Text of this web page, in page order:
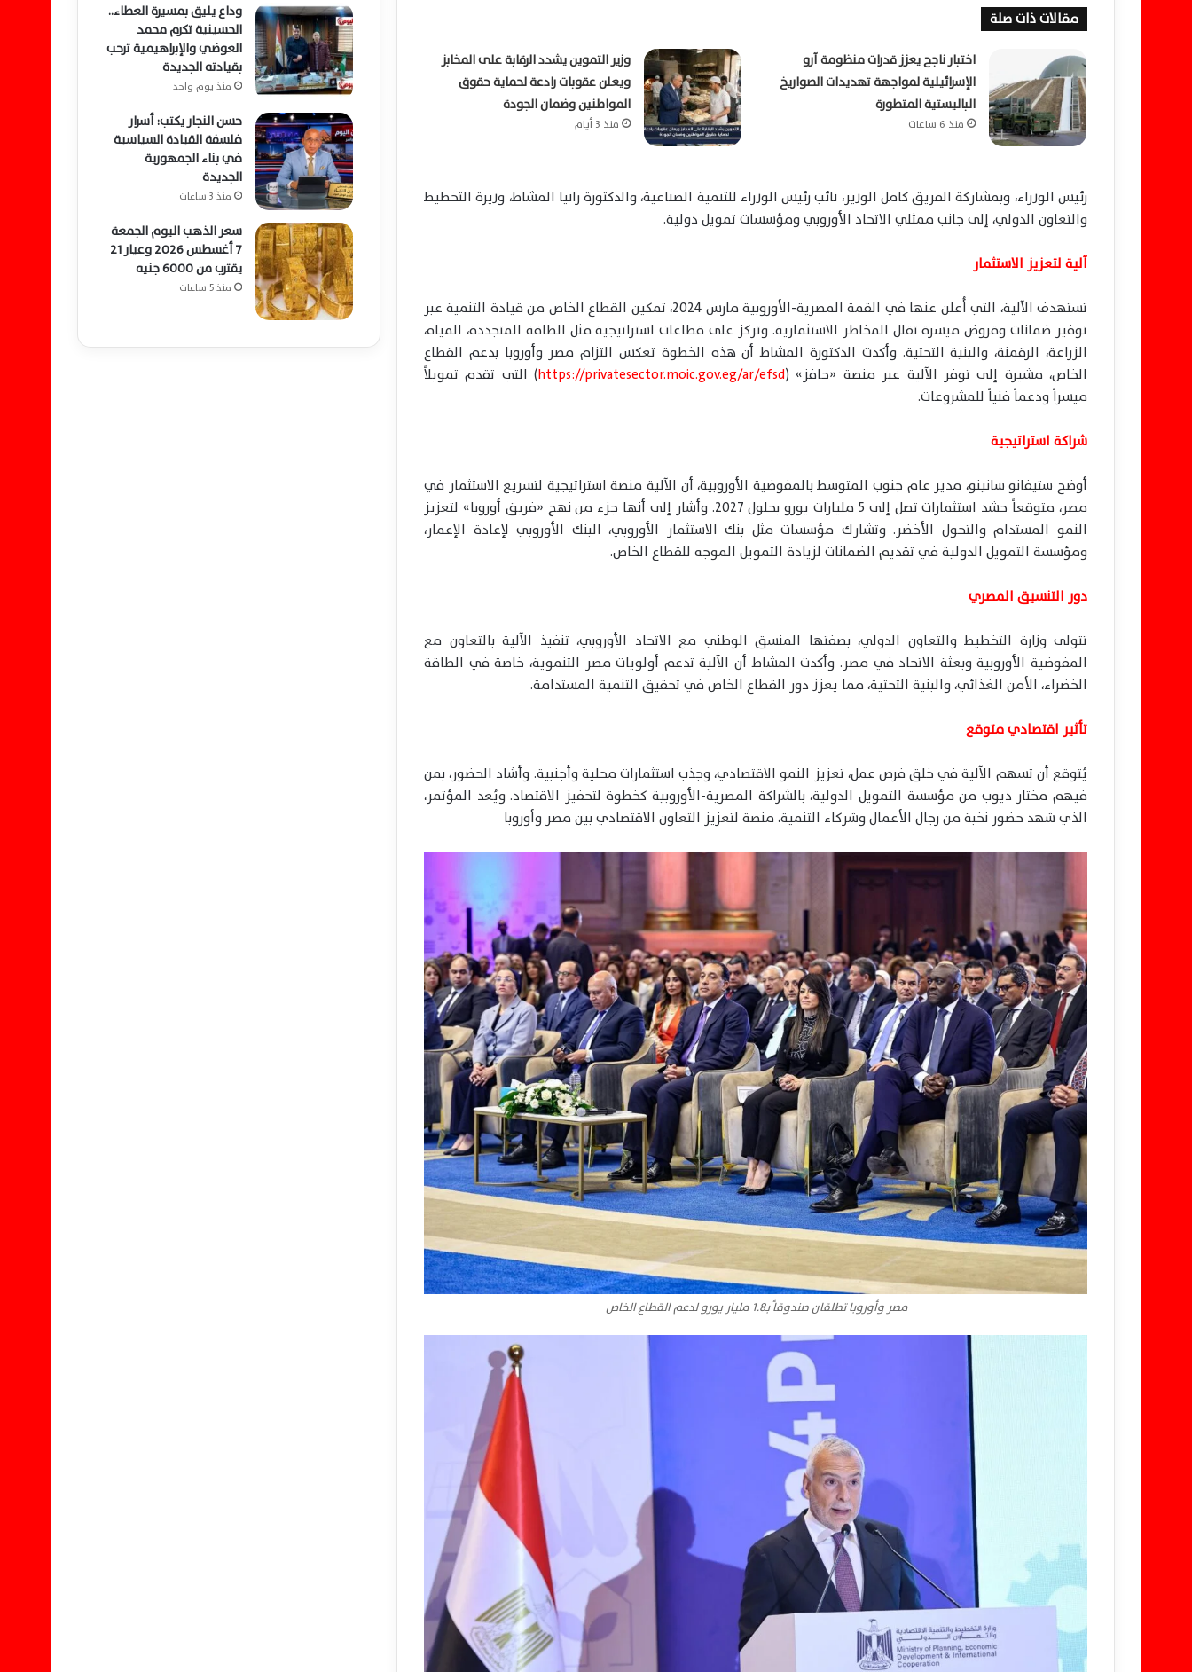
مقالات ذات صلة
اختبار ناجح يعزز قدرات منظومة آرو
الإسرائيلية لمواجهة تهديدات الصواريخ
الباليستية المتطورة
منذ 6 ساعات
وزير التموين يشدد الرقابة على المخابز
ويعلن عقوبات رادعة لحماية حقوق
المواطنين وضمان الجودة
منذ 3 أيام
رئيس الوزراء، وبمشاركة الفريق كامل الوزير، نائب رئيس الوزراء للتنمية الصناعية، والدكتورة رانيا المشاط، وزيرة التخطيط
والتعاون الدولي، إلى جانب ممثلي الاتحاد الأوروبي ومؤسسات تمويل دولية.
آلية لتعزيز الاستثمار
تستهدف الآلية، التي أُعلن عنها في القمة المصرية-الأوروبية مارس 2024، تمكين القطاع الخاص من قيادة التنمية عبر
توفير ضمانات وقروض ميسرة تقلل المخاطر الاستثمارية. وتركز على قطاعات استراتيجية مثل الطاقة المتجددة، المياه،
الزراعة، الرقمنة، والبنية التحتية. وأكدت الدكتورة المشاط أن هذه الخطوة تعكس التزام مصر وأوروبا بدعم القطاع
الخاص، مشيرة إلى توفر الآلية عبر منصة «حافز» (https://privatesector.moic.gov.eg/ar/efsd) التي تقدم تمويلاً
ميسراً ودعماً فنياً للمشروعات.
شراكة استراتيجية
أوضح ستيفانو سانينو، مدير عام جنوب المتوسط بالمفوضية الأوروبية، أن الآلية منصة استراتيجية لتسريع الاستثمار في
مصر، متوقعاً حشد استثمارات تصل إلى 5 مليارات يورو بحلول 2027. وأشار إلى أنها جزء من نهج «فريق أوروبا» لتعزيز
النمو المستدام والتحول الأخضر. وتشارك مؤسسات مثل بنك الاستثمار الأوروبي، البنك الأوروبي لإعادة الإعمار،
ومؤسسة التمويل الدولية في تقديم الضمانات لزيادة التمويل الموجه للقطاع الخاص.
دور التنسيق المصري
تتولى وزارة التخطيط والتعاون الدولي، بصفتها المنسق الوطني مع الاتحاد الأوروبي، تنفيذ الآلية بالتعاون مع
المفوضية الأوروبية وبعثة الاتحاد في مصر. وأكدت المشاط أن الآلية تدعم أولويات مصر التنموية، خاصة في الطاقة
الخضراء، الأمن الغذائي، والبنية التحتية، مما يعزز دور القطاع الخاص في تحقيق التنمية المستدامة.
تأثير اقتصادي متوقع
يُتوقع أن تسهم الآلية في خلق فرص عمل، تعزيز النمو الاقتصادي، وجذب استثمارات محلية وأجنبية. وأشاد الحضور، بمن
فيهم مختار ديوب من مؤسسة التمويل الدولية، بالشراكة المصرية-الأوروبية كخطوة لتحفيز الاقتصاد. ويُعد المؤتمر،
الذي شهد حضور نخبة من رجال الأعمال وشركاء التنمية، منصة لتعزيز التعاون الاقتصادي بين مصر وأوروبا
مصر وأوروبا تطلقان صندوقاً بـ1.8 مليار يورو لدعم القطاع الخاص
وداع يليق بمسيرة العطاء..
الحسينية تكرم محمد
العوضي والإبراهيمية ترحب
بقيادته الجديدة
منذ يوم واحد
حسن النجار يكتب: أسرار
فلسفة القيادة السياسية
في بناء الجمهورية
الجديدة
منذ 3 ساعات
سعر الذهب اليوم الجمعة
7 أغسطس 2026 وعيار 21
يقترب من 6000 جنيه
منذ 5 ساعات